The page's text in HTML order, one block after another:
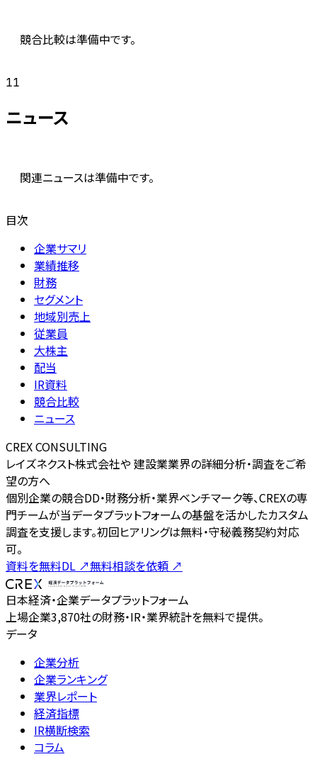
競合比較は準備中です。
11
ニュース
関連ニュースは準備中です。
目次
企業サマリ
業績推移
財務
セグメント
地域別売上
従業員
大株主
配当
IR資料
競合比較
ニュース
CREX CONSULTING
レイズネクスト株式会社や 建設業業界の詳細分析・調査をご希
望の方へ
個別企業の競合DD・財務分析・業界ベンチマーク等、CREXの専
門チームが当データプラットフォームの基盤を活かしたカスタム
調査を支援します。初回ヒアリングは無料・守秘義務契約対応
可。
資料を無料DL ↗無料相談を依頼 ↗
日本経済・企業データプラットフォーム
上場企業3,870社の財務・IR・業界統計を無料で提供。
データ
企業分析
企業ランキング
業界レポート
経済指標
IR横断検索
コラム